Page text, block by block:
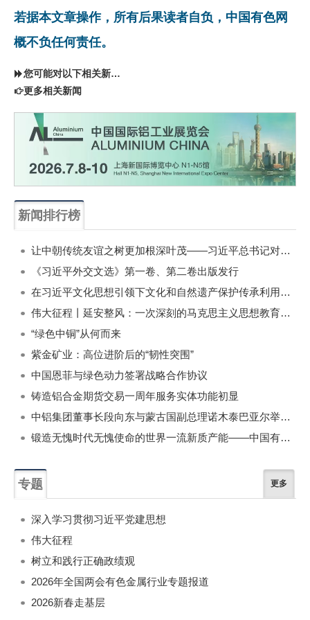
若据本文章操作，所有后果读者自负，中国有色网
概不负任何责任。
您可能对以下相关新闻同样感兴趣
更多相关新闻
新闻排行榜
让中朝传统友谊之树更加根深叶茂——习近平总书记对朝鲜进行国事访问纪实
《习近平外交文选》第一卷、第二卷出版发行
在习近平文化思想引领下文化和自然遗产保护传承利用工作开创新局面
伟大征程丨延安整风：一次深刻的马克思主义思想教育运动
“绿色中铜”从何而来
紫金矿业：高位进阶后的“韧性突围”
中国恩菲与绿色动力签署战略合作协议
铸造铝合金期货交易一周年服务实体功能初显
中铝集团董事长段向东与蒙古国副总理诺木泰巴亚尔举行会谈
锻造无愧时代无愧使命的世界一流新质产能——中国有色金属工业的战略应对与破局之道（二）
专题 更多
深入学习贯彻习近平党建思想
伟大征程
树立和践行正确政绩观
2026年全国两会有色金属行业专题报道
2026新春走基层